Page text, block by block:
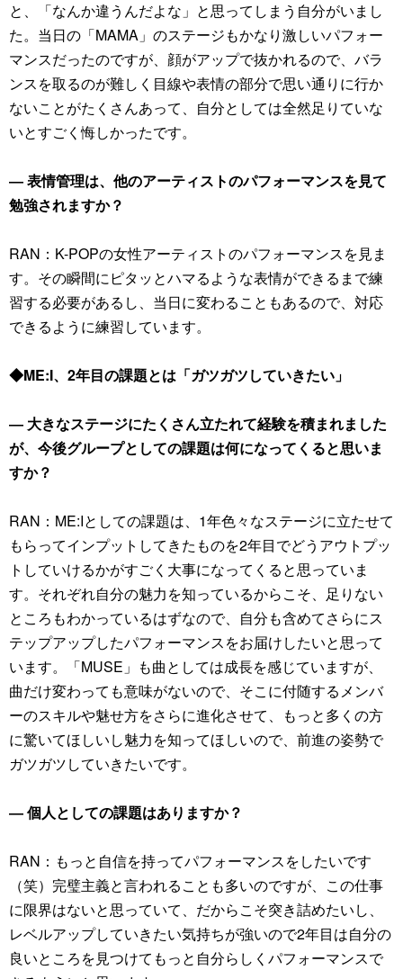
と、「なんか違うんだよな」と思ってしまう自分がいまし
た。当日の「MAMA」のステージもかなり激しいパフォー
マンスだったのですが、顔がアップで抜かれるので、バラ
ンスを取るのが難しく目線や表情の部分で思い通りに行か
ないことがたくさんあって、自分としては全然足りていな
いとすごく悔しかったです。
― 表情管理は、他のアーティストのパフォーマンスを見て
勉強されますか？
RAN：K-POPの女性アーティストのパフォーマンスを見ま
す。その瞬間にピタッとハマるような表情ができるまで練
習する必要があるし、当日に変わることもあるので、対応
できるように練習しています。
◆ME:I、2年目の課題とは「ガツガツしていきたい」
― 大きなステージにたくさん立たれて経験を積まれました
が、今後グループとしての課題は何になってくると思いま
すか？
RAN：ME:Iとしての課題は、1年色々なステージに立たせて
もらってインプットしてきたものを2年目でどうアウトプッ
トしていけるかがすごく大事になってくると思っていま
す。それぞれ自分の魅力を知っているからこそ、足りない
ところもわかっているはずなので、自分も含めてさらにス
テップアップしたパフォーマンスをお届けしたいと思って
います。「MUSE」も曲としては成長を感じていますが、
曲だけ変わっても意味がないので、そこに付随するメンバ
ーのスキルや魅せ方をさらに進化させて、もっと多くの方
に驚いてほしいし魅力を知ってほしいので、前進の姿勢で
ガツガツしていきたいです。
― 個人としての課題はありますか？
RAN：もっと自信を持ってパフォーマンスをしたいです
（笑）完璧主義と言われることも多いのですが、この仕事
に限界はないと思っていて、だからこそ突き詰めたいし、
レベルアップしていきたい気持ちが強いので2年目は自分の
良いところを見つけてもっと自分らしくパフォーマンスで